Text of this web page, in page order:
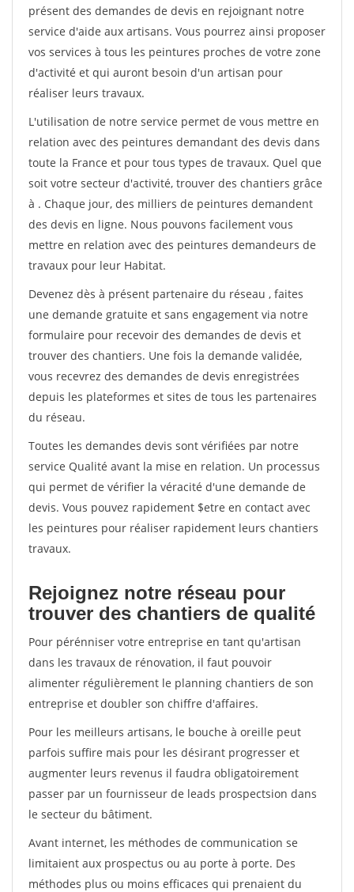
présent des demandes de devis en rejoignant notre
service d'aide aux artisans. Vous pourrez ainsi proposer
vos services à tous les peintures proches de votre zone
d'activité et qui auront besoin d'un artisan pour
réaliser leurs travaux.
L'utilisation de notre service permet de vous mettre en
relation avec des peintures demandant des devis dans
toute la France et pour tous types de travaux. Quel que
soit votre secteur d'activité, trouver des chantiers grâce
à . Chaque jour, des milliers de peintures demandent
des devis en ligne. Nous pouvons facilement vous
mettre en relation avec des peintures demandeurs de
travaux pour leur Habitat.
Devenez dès à présent partenaire du réseau , faites
une demande gratuite et sans engagement via notre
formulaire pour recevoir des demandes de devis et
trouver des chantiers. Une fois la demande validée,
vous recevrez des demandes de devis enregistrées
depuis les plateformes et sites de tous les partenaires
du réseau.
Toutes les demandes devis sont vérifiées par notre
service Qualité avant la mise en relation. Un processus
qui permet de vérifier la véracité d'une demande de
devis. Vous pouvez rapidement $etre en contact avec
les peintures pour réaliser rapidement leurs chantiers
travaux.
Rejoignez notre réseau pour
trouver des chantiers de qualité
Pour pérénniser votre entreprise en tant qu'artisan
dans les travaux de rénovation, il faut pouvoir
alimenter régulièrement le planning chantiers de son
entreprise et doubler son chiffre d'affaires.
Pour les meilleurs artisans, le bouche à oreille peut
parfois suffire mais pour les désirant progresser et
augmenter leurs revenus il faudra obligatoirement
passer par un fournisseur de leads prospectsion dans
le secteur du bâtiment.
Avant internet, les méthodes de communication se
limitaient aux prospectus ou au porte à porte. Des
méthodes plus ou moins efficaces qui prenaient du